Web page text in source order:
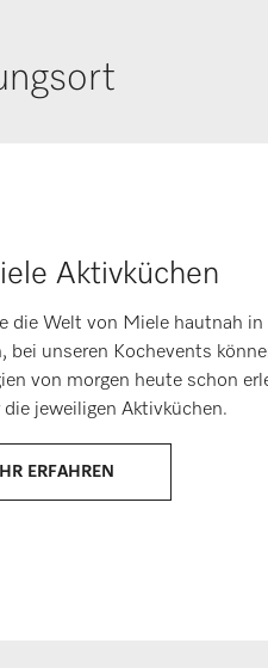
Aktivküchen
die Welt von Miele hautnah
bei unseren Kochevents
von morgen heute schon
die jeweiligen Aktivküchen.
ERFAHREN